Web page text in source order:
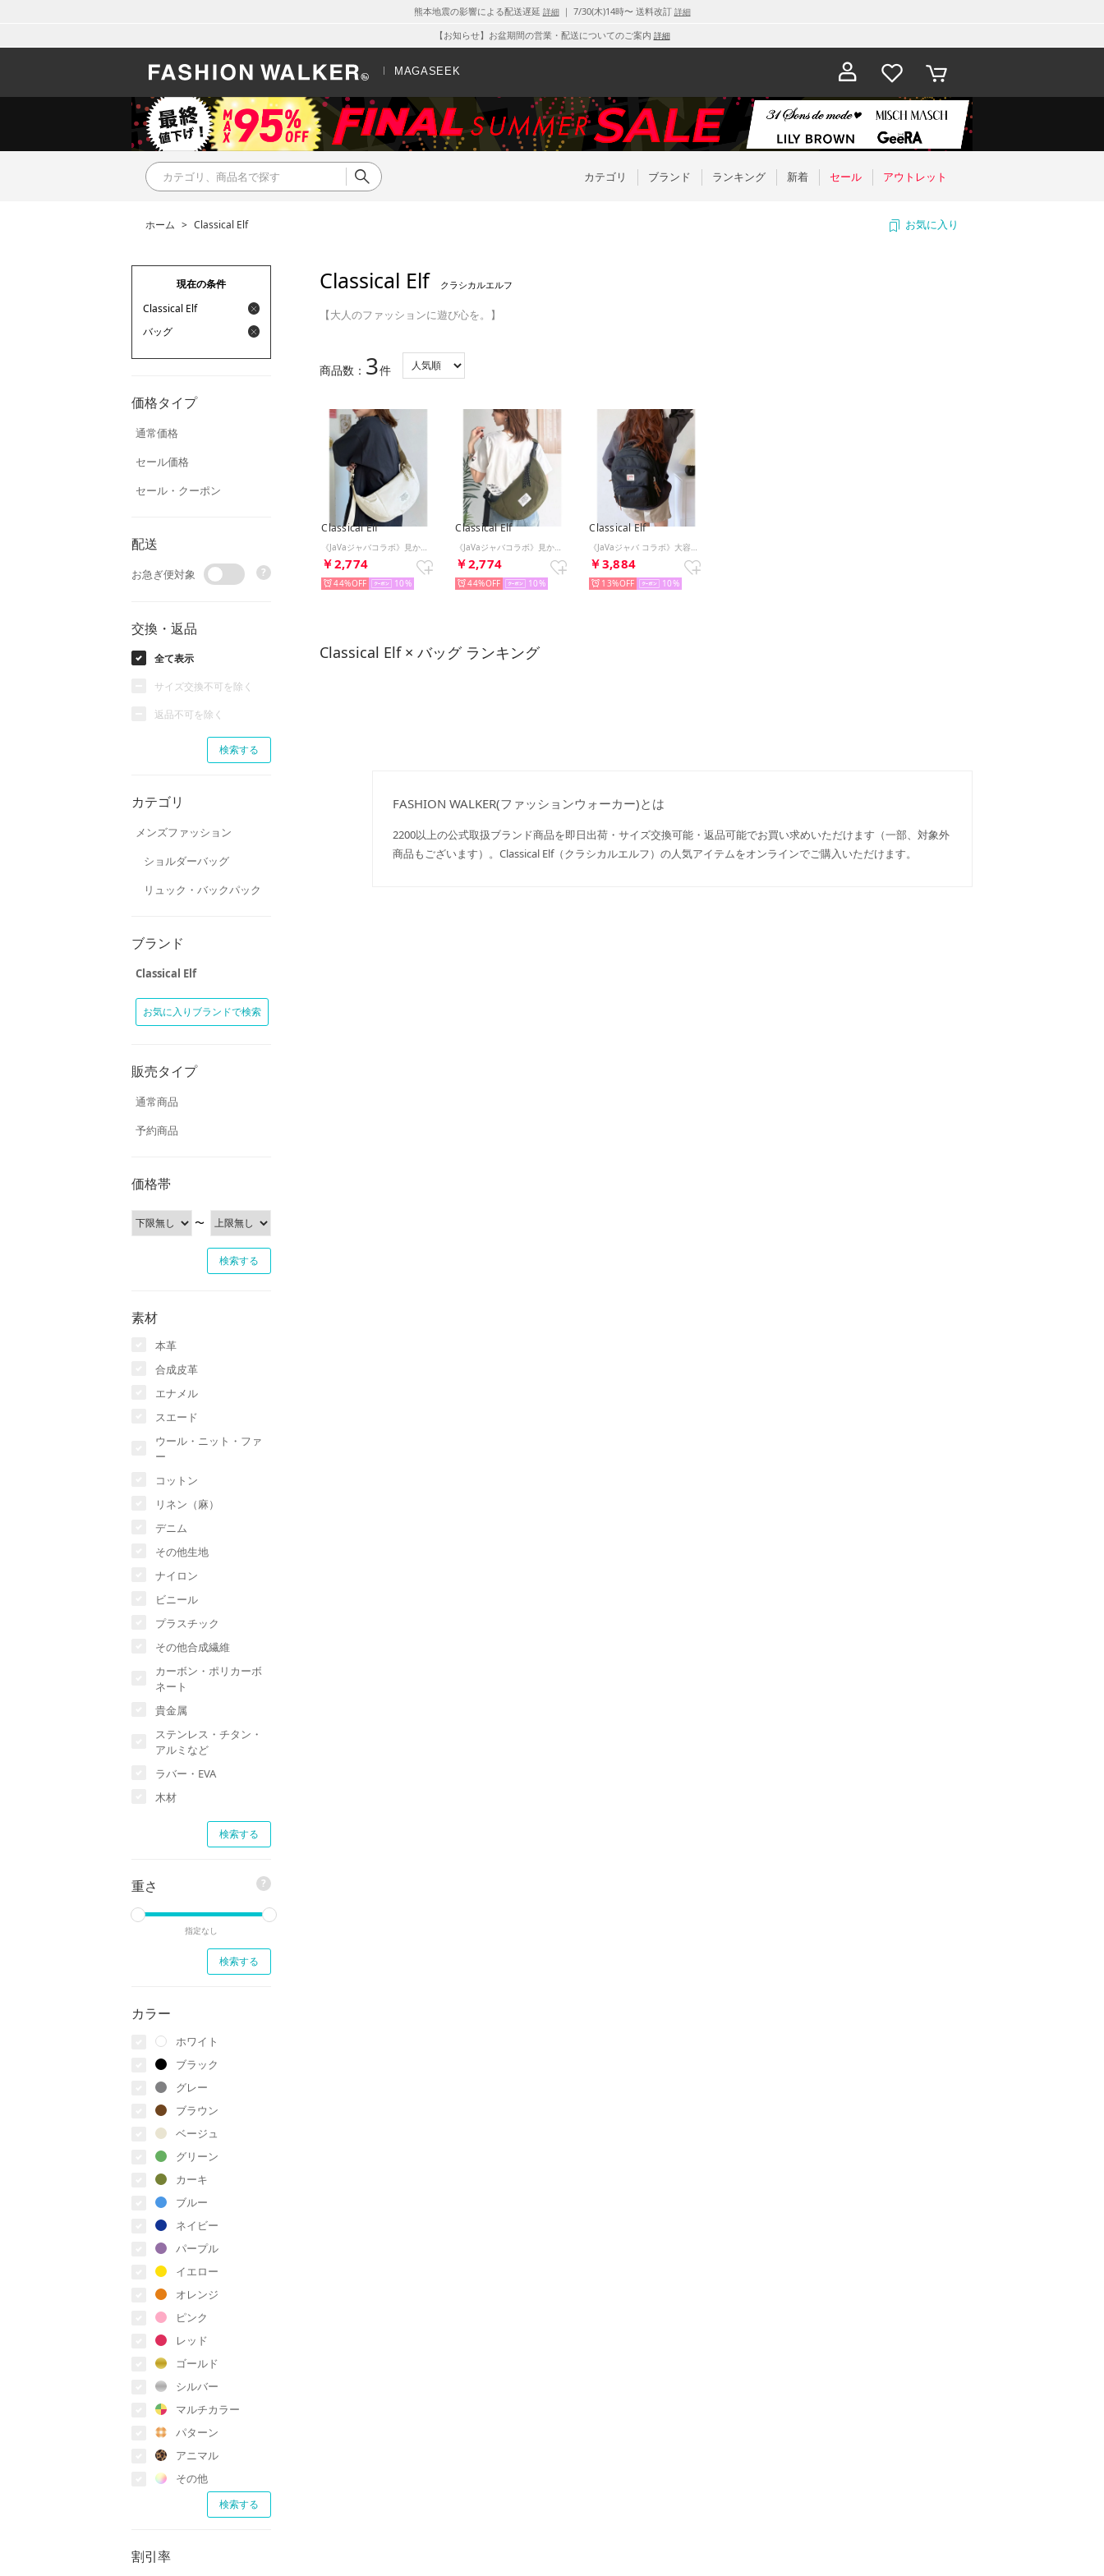
熊本地震の影響による配送遅延 詳細｜ 7/30(木)14時〜 送料改訂 詳細
【お知らせ】お盆期間の営業・配送についてのご案内 詳細
MAGASEEK
お気に入
り
カート
カテゴリ ブランド ランキング 新着 セール アウトレット
ホーム > Classical Elf お気に入り
現在の条件
Classical Elf
バッグ
価格タイプ
通常価格
セール価格
セール・クーポン
配送
お急ぎ便対象 ?
交換・返品
全て表示
サイズ交換不可を除く
返品不可を除く
カテゴリ
メンズファッション
ショルダーバッグ
リュック・バックパック
ブランド
Classical Elf
お気に入りブランドで検索
販売タイプ
通常商品
予約商品
価格帯
〜
素材
本革
合成皮革
エナメル
スエード
ウール・ニット・ファ
ー
コットン
リネン（麻）
デニム
その他生地
ナイロン
ビニール
プラスチック
その他合成繊維
カーボン・ポリカーボ
ネート
貴金属
ステンレス・チタン・
アルミなど
ラバー・EVA
木材
重さ ?
指定なし
カラー
ホワイト
ブラック
グレー
ブラウン
ベージュ
グリーン
カーキ
ブルー
ネイビー
パープル
イエロー
オレンジ
ピンク
レッド
ゴールド
シルバー
マルチカラー
パターン
アニマル
その他
割引率
Classical Elf クラシカルエルフ
【大人のファッションに遊び心を。】
商品数： 3件
Classical Elf
￥2,774
44% 10
Classical Elf
￥2,774
44% 10
Classical Elf
￥3,884
13% 10
Classical Elf × バッグ ランキング
FASHION WALKER(ファッションウォーカー)とは
2200以上の公式取扱ブランド商品を即日出荷・サイズ交換可能・返品可能でお買い求めいただけます（一部、対象外
商品もございます）。Classical Elf（クラシカルエルフ）の人気アイテムをオンラインでご購入いただけます。